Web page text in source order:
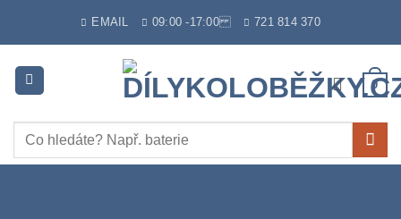
EMAIL 09:00 -17:00 721 814 370
0
Hledat: